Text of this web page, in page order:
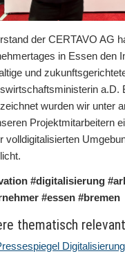
der CERTAVO AG
in Essen den
und
a.D.
wurden wir unter
Projektmitarbeitern
volldigitalisierten
#digitalisierung
#essen #bremen
thematisch